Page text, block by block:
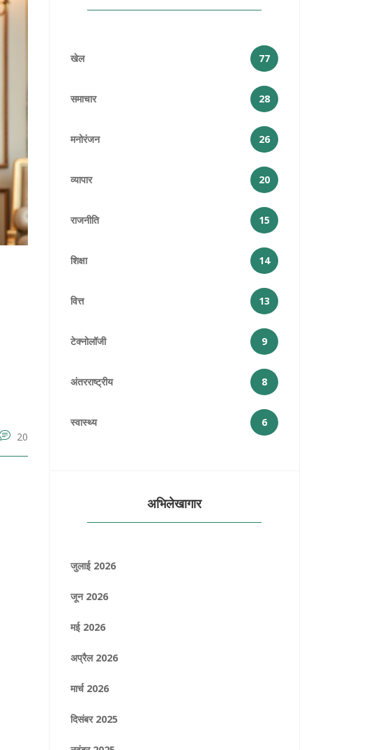
20
खेल 77
समाचार 28
मनोरंजन 26
व्यापार 20
राजनीति 15
शिक्षा 14
वित्त 13
टेक्नोलॉजी 9
अंतरराष्ट्रीय 8
स्वास्थ्य 6
अभिलेखागार
जुलाई 2026
जून 2026
मई 2026
अप्रैल 2026
मार्च 2026
दिसंबर 2025